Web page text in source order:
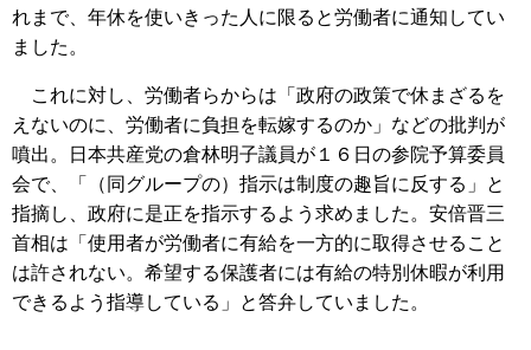
れまで、年休を使いきった人に限ると労働者に通知してい
ました。
これに対し、労働者らからは「政府の政策で休まざるを
えないのに、労働者に負担を転嫁するのか」などの批判が
噴出。日本共産党の倉林明子議員が１６日の参院予算委員
会で、「（同グループの）指示は制度の趣旨に反する」と
指摘し、政府に是正を指示するよう求めました。安倍晋三
首相は「使用者が労働者に有給を一方的に取得させること
は許されない。希望する保護者には有給の特別休暇が利用
できるよう指導している」と答弁していました。